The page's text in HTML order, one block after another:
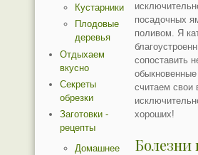
посадочных
поливом. Я
сопоставить
считаем свои
хороших!
Болезни
Кустарники
Плодовые
деревья
Отдыхаем
вкусно
Секреты
обрезки
Заготовки -
рецепты
Домашнее